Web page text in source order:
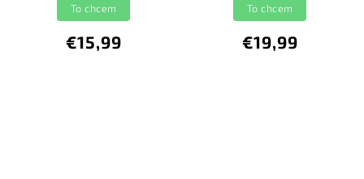
€15,99
To chcem
€19,99
To chcem